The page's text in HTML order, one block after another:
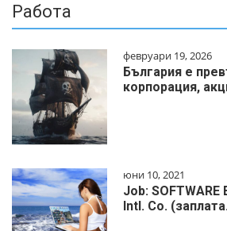
Работа
февруари 19, 2026
България е
корпорация,
юни 10, 2021
Job: SOFTWARE
Intl. Co.